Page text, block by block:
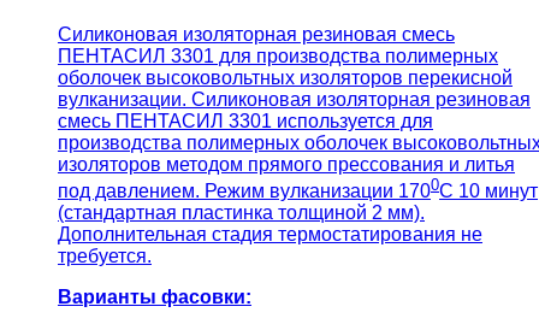
Силиконовая изоляторная резиновая смесь
ПЕНТАСИЛ 3301 для производства полимерных
оболочек высоковольтных изоляторов перекисной
вулканизации. Силиконовая изоляторная резиновая
смесь ПЕНТАСИЛ 3301 используется для
производства полимерных оболочек
изоляторов методом прямого прессования и литья
под давлением. Режим вулканизации 1700С 10 минут
(стандартная пластинка толщиной 2 мм).
Дополнительная стадия термостатирования не
требуется.
Варианты фасовки: